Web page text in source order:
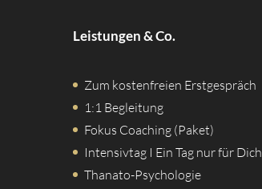
Leistungen & Co.
Zum kostenfreien Erstgespräch
1:1 Begleitung
Fokus Coaching (Paket)
Intensivtag I Ein Tag nur für Dich
Thanato-Psychologie